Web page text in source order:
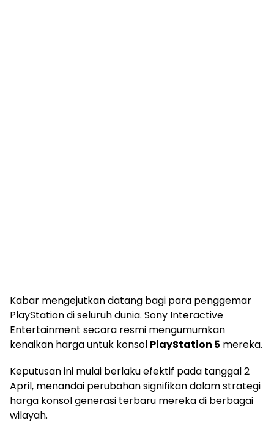
Kabar mengejutkan datang bagi para penggemar
PlayStation di seluruh dunia. Sony Interactive
Entertainment secara resmi mengumumkan
kenaikan harga untuk konsol PlayStation 5 mereka.
Keputusan ini mulai berlaku efektif pada tanggal 2
April, menandai perubahan signifikan dalam strategi
harga konsol generasi terbaru mereka di berbagai
wilayah.